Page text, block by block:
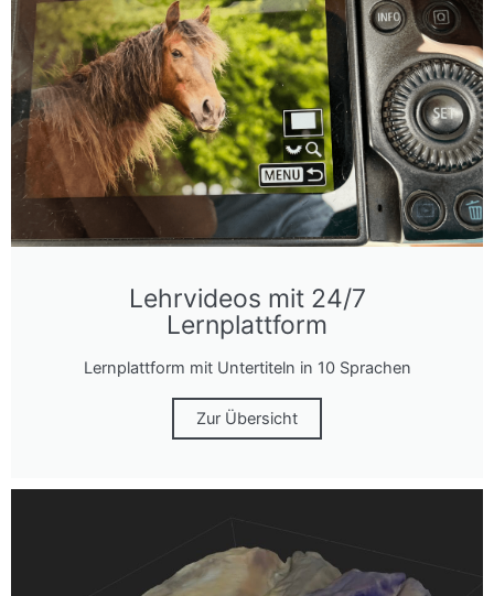
Lehrvideos mit 24/7
Lernplattform
Lernplattform mit Untertiteln in 10 Sprachen
Zur Übersicht